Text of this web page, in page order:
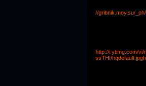
//gribnik.moy.su/
http://i.ytimg.com/vi/
ssTHI/hqdefault.jpg